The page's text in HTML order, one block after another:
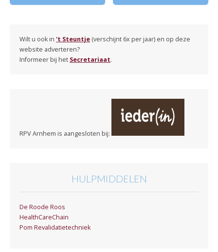
Wilt u ook in 't Steuntje (verschijnt 6x per jaar) en op deze
website adverteren?
Informeer bij het Secretariaat.
RPV Arnhem is aangesloten bij:
HULPMIDDELEN
De Roode Roos
HealthCareChain
Pom Revalidatietechniek